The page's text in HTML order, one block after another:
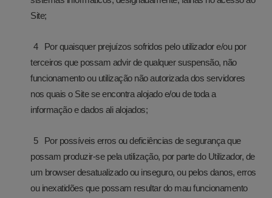
Site;
Por quaisquer prejuízos sofridos pelo utilizador e/ou por
terceiros que possam advir de qualquer suspensão, não
funcionamento ou utilização não autorizada dos servidores
nos quais o Site se encontra alojado e/ou de toda a
informação e dados ali alojados;
Por possíveis erros ou deficiências de segurança que
possam produzir-se pela utilização, por parte do Utilizador, de
um browser desatualizado ou inseguro, ou pelos danos, erros
ou inexatidões que possam resultar do mau funcionamento